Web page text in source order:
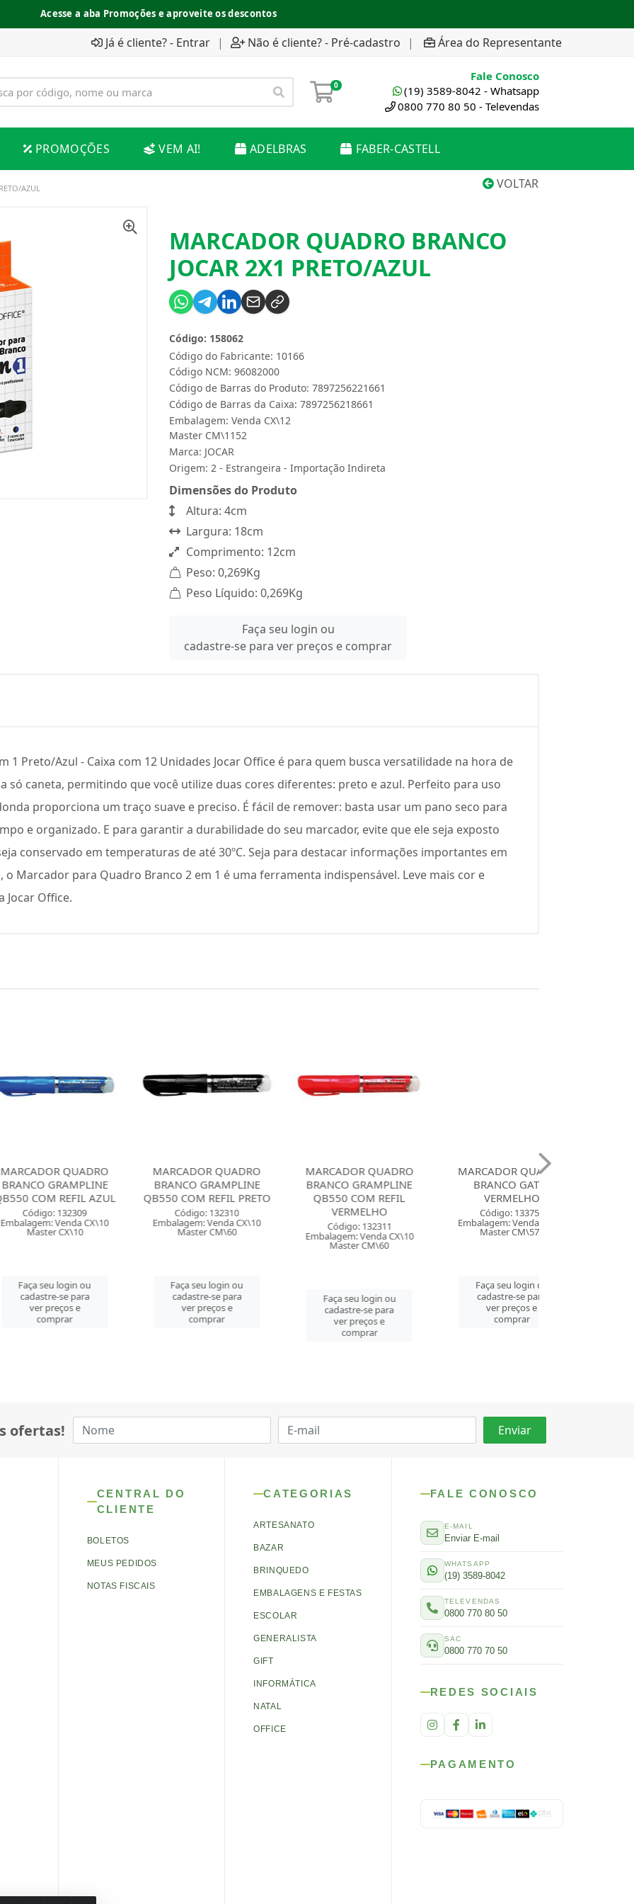
Acesse a aba Promoções e aproveite os descontos
Já é cliente? - Entrar | Não é cliente? - Pré-cadastro | Área do Representante
0
Fale Conosco
(19) 3589-8042 - Whatsapp
0800 770 80 50 - Televendas
PROMOÇÕES VEM AI! ADELBRAS FABER-CASTELL
VOLTAR
AZUL
MARCADOR QUADRO BRANCO
JOCAR 2X1 PRETO/AZUL
Código do Fabricante: 10166
Código: 158062
Código NCM: 96082000
Código de Barras do Produto: 7897256221661
Código de Barras da Caixa: 7897256218661
Embalagem: Venda CX\12
Master CM\1152
Marca: JOCAR
Origem: 2 - Estrangeira - Importação Indireta
Dimensões do Produto
Altura: 4cm
Largura: 18cm
Comprimento: 12cm
Peso: 0,269Kg
Peso Líquido: 0,269Kg
Faça seu login ou
cadastre-se para ver preços e comprar
1 Preto/Azul - Caixa com 12 Unidades Jocar Office é para quem busca versatilidade na hora de
só caneta, permitindo que você utilize duas cores diferentes: preto e azul. Perfeito para uso
proporciona um traço suave e preciso. É fácil de remover: basta usar um pano seco para
e organizado. E para garantir a durabilidade do seu marcador, evite que ele seja exposto
conservado em temperaturas de até 30ºC. Seja para destacar informações importantes em
Marcador para Quadro Branco 2 em 1 é uma ferramenta indispensável. Leve mais cor e
Jocar Office.
QUADRO
REFIL AZUL
132309
Venda CX\10
CX\10
login ou
se para
e
MARCADOR QUADRO
BRANCO GRAMPLINE
QB550 COM REFIL PRETO
Código: 132310
Embalagem: Venda CX\10
Master CM\60
Faça seu login ou
cadastre-se para
ver preços e
MARCADOR QUADRO
BRANCO GRAMPLINE
QB550 COM REFIL
VERMELHO
Código: 132311
Embalagem: Venda CX\10
Master CM\60
Faça seu login ou
cadastre-se para
ver preços e
MARCADOR QUADRO
BRANCO GATTE
VERMELHO
Código: 133755
Embalagem: Venda CX\12
Master CM\576
Faça seu login ou
cadastre-se para
ver preços e
ofertas!
CENTRAL DO
CLIENTE
BOLETOS
MEUS PEDIDOS
NOTAS FISCAIS
CATEGORIAS
ARTESANATO
BAZAR
BRINQUEDO
EMBALAGENS E FESTAS
ESCOLAR
GENERALISTA
GIFT
INFORMÁTICA
NATAL
OFFICE
FALE CONOSCO
E-MAIL
Enviar E-mail
WHATSAPP
(19) 3589-8042
TELEVENDAS
0800 770 80 50
SAC
0800 770 70 50
REDES SOCIAIS
PAGAMENTO